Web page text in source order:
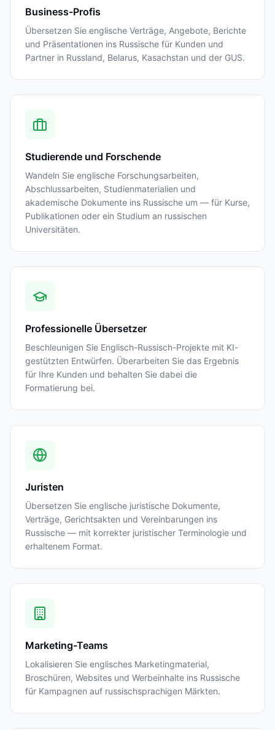
Business-Profis
Übersetzen Sie englische Verträge, Angebote, Berichte
und Präsentationen ins Russische für Kunden und
Partner in Russland, Belarus, Kasachstan und der GUS.
Studierende und Forschende
Wandeln Sie englische Forschungsarbeiten,
Abschlussarbeiten, Studienmaterialien und
akademische Dokumente ins Russische um — für Kurse,
Publikationen oder ein Studium an russischen
Universitäten.
Professionelle Übersetzer
Beschleunigen Sie Englisch-Russisch-Projekte mit KI-
gestützten Entwürfen. Überarbeiten Sie das Ergebnis
für Ihre Kunden und behalten Sie dabei die
Formatierung bei.
Juristen
Übersetzen Sie englische juristische Dokumente,
Verträge, Gerichtsakten und Vereinbarungen ins
Russische — mit korrekter juristischer Terminologie und
erhaltenem Format.
Marketing-Teams
Lokalisieren Sie englisches Marketingmaterial,
Broschüren, Websites und Werbeinhalte ins Russische
für Kampagnen auf russischsprachigen Märkten.